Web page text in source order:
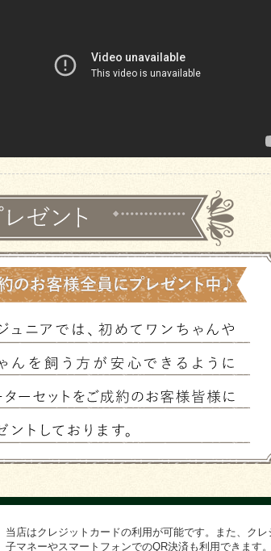
当店はクレジットカードの利用が可能です。また、ク
子マネーやスマートフォンでのQR決済も利用できます。